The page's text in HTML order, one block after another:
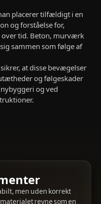
placerer tilfældigt i en
og forståelse for,
tid. Beton, murværk
sammen som følge af
at disse bevægelser
og følgeskader
og ved
men uden korrekt
revne som en